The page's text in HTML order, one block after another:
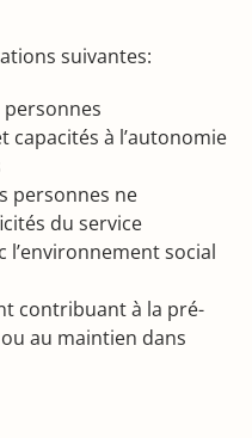
suivantes:
capacités à l’autonomie
personnes ne
du service
l’environnement social
contribuant à la pré-
au maintien dans